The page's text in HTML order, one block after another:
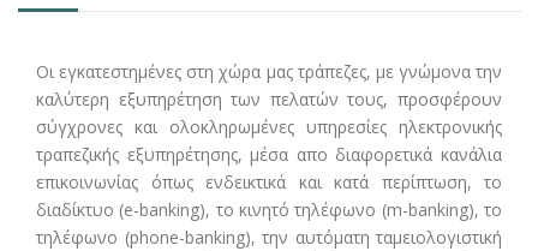
Οι εγκατεστημένες στη χώρα μας τράπεζες, με γνώμονα την
καλύτερη εξυπηρέτηση των πελατών τους, προσφέρουν
σύγχρονες και ολοκληρωμένες υπηρεσίες ηλεκτρονικής
τραπεζικής εξυπηρέτησης, μέσα απο διαφορετικά κανάλια
επικοινωνίας όπως ενδεικτικά και κατά περίπτωση, το
διαδίκτυο (e-banking), το κινητό τηλέφωνο (m-banking), το
τηλέφωνο (phone-banking), την αυτόματη ταμειολογιστική